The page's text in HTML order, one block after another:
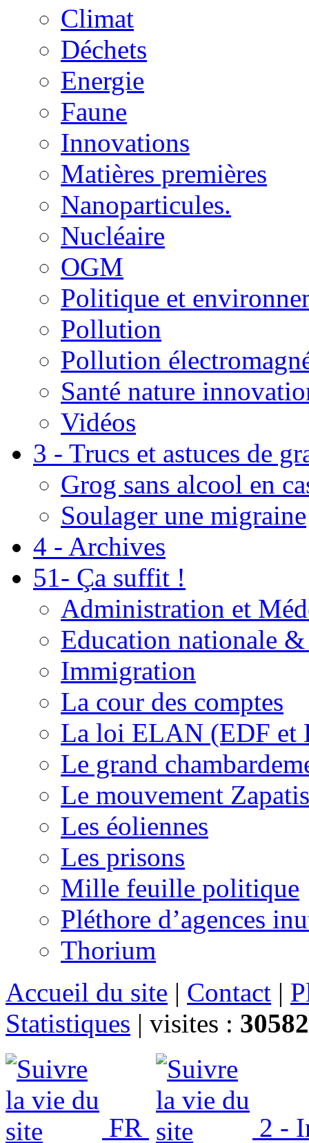
Climat
Déchets
Energie
Faune
Innovations
Matières premières
Nanoparticules.
Nucléaire
OGM
Politique et
Pollution
Pollution
Santé nature
Vidéos
3 - Trucs et astuces de
Grog sans alcool en
Soulager une migraine
4 - Archives
51- Ça suffit !
Administration et
Education nationale
Immigration
La cour des comptes
La loi ELAN (EDF et
Le grand
Le mouvement
Les éoliennes
Les prisons
Mille feuille politique
Pléthore d’agences
Thorium
Accueil du site | Contact |
Statistiques | visites :
FR
2 -